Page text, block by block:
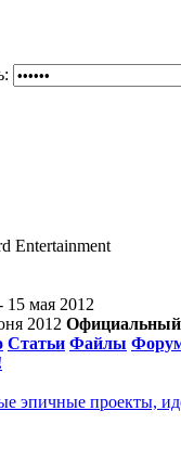
Entertainment
15 мая 2012
2012 Официальный
Статьи Файлы
эпичные проекты,